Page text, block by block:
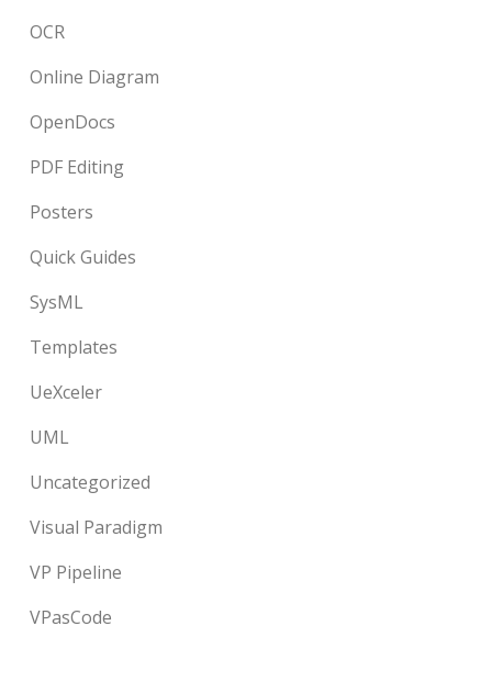
OCR
Online Diagram
OpenDocs
PDF Editing
Posters
Quick Guides
SysML
Templates
UeXceler
UML
Uncategorized
Visual Paradigm
VP Pipeline
VPasCode